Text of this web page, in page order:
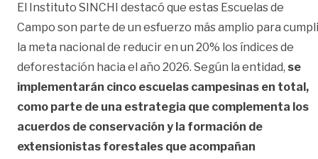
El Instituto SINCHI destacó que estas Escuelas de
Campo son parte de un esfuerzo más amplio para
la meta nacional de reducir en un 20% los índices de
deforestación hacia el año 2026. Según la entidad, se
implementarán cinco escuelas campesinas en total,
como parte de una estrategia que complementa los
acuerdos de conservación y la formación de
extensionistas forestales que acompañan